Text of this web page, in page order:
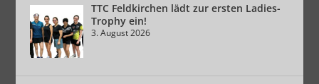
TTC Feldkirchen lädt zur ersten Ladies-
Trophy ein!
3. August 2026